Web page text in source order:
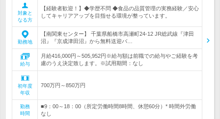
対象と
なる方
【経験者歓迎！】◆学歴不問 ◆食品の品質管理の実務経験／安心
してキャリアアップを目指せる環境が整っています。
勤務地
【南関東センター】 千葉県船橋市高瀬町24-12 JR総武線『津田
沼』『京成津田沼』から無料送迎バ…
給与
月給416,000円～505,952円※給与額は前職での給与やご経験を考
慮のうえ決定致します。※試用期間：なし
初年度
年収
700万円～850万円
勤務
時間
■9：00～18：00（所定労働時間8時間、休憩60分）* 時間外労働
なし